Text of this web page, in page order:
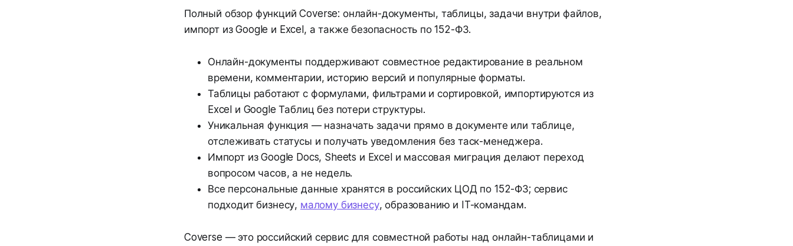
Полный обзор функций Coverse: онлайн-документы, таблицы, задачи внутри файлов,
импорт из Google и Excel, а также безопасность по 152-ФЗ.
Онлайн-документы поддерживают совместное редактирование в реальном
времени, комментарии, историю версий и популярные форматы.
Таблицы работают с формулами, фильтрами и сортировкой, импортируются из
Excel и Google Таблиц без потери структуры.
Уникальная функция — назначать задачи прямо в документе или таблице,
отслеживать статусы и получать уведомления без таск-менеджера.
Импорт из Google Docs, Sheets и Excel и массовая миграция делают переход
вопросом часов, а не недель.
Все персональные данные хранятся в российских ЦОД по 152-ФЗ; сервис
подходит бизнесу, малому бизнесу, образованию и IT-командам.
Coverse — это российский сервис для совместной работы над онлайн-таблицами и